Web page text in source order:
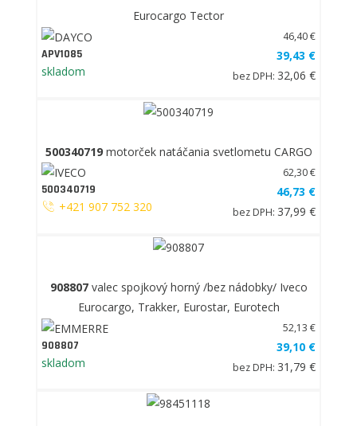
Eurocargo Tector
APV1085
skladom
46,40 €
39,43 €
bez DPH: 32,06 €
500340719motorček natáčania svetlometu CARGO
500340719
+421 907 752 320
62,30 €
46,73 €
bez DPH: 37,99 €
908807valec spojkový horný /bez nádobky/ Iveco
Eurocargo, Trakker, Eurostar, Eurotech
908807
skladom
52,13 €
39,10 €
bez DPH: 31,79 €